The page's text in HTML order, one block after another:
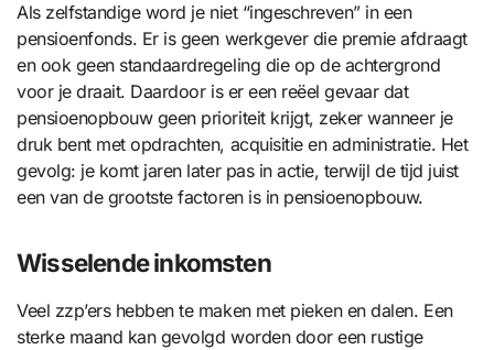
Als zelfstandige word je niet “ingeschreven” in een
pensioenfonds. Er is geen werkgever die premie afdraagt
en ook geen standaardregeling die op de achtergrond
voor je draait. Daardoor is er een reëel gevaar dat
pensioenopbouw geen prioriteit krijgt, zeker wanneer je
druk bent met opdrachten, acquisitie en administratie. Het
gevolg: je komt jaren later pas in actie, terwijl de tijd juist
een van de grootste factoren is in pensioenopbouw.
Wisselende inkomsten
Veel zzp’ers hebben te maken met pieken en dalen. Een
sterke maand kan gevolgd worden door een rustige